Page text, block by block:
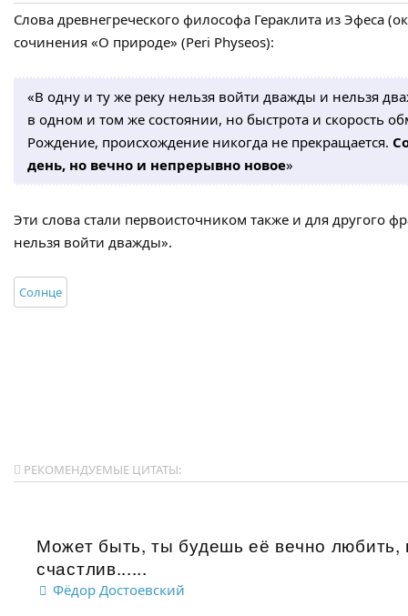
Слова древнегреческого философа Гераклита из Эфеса
сочинения «О природе» (Peri Physeos):
«В одну и ту же реку нельзя войти дважды и нельзя
в одном и том же состоянии, но быстрота и скорость
Рождение, происхождение никогда не прекращается.
день, но вечно и непрерывно новое»
Эти слова стали первоисточником также и для другого
нельзя войти дважды».
Солнце
РЕКОМЕНДУЕМЫЕ ЦИТАТЫ:
Может быть, ты будешь её вечно
счастлив......
Фёдор Достоевский